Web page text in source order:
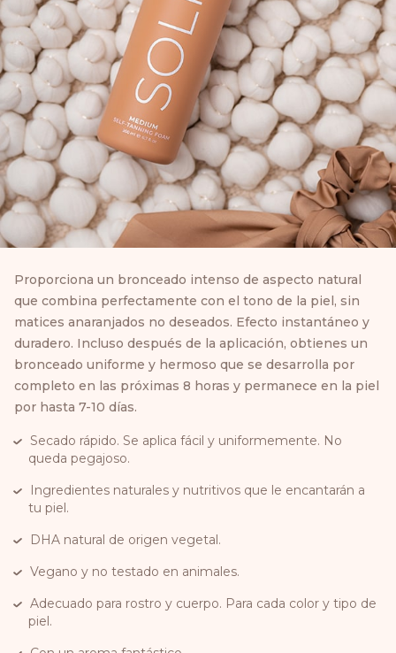
Proporciona un bronceado intenso de aspecto natural
que combina perfectamente con el tono de la piel, sin
matices anaranjados no deseados. Efecto instantáneo y
duradero. Incluso después de la aplicación, obtienes un
bronceado uniforme y hermoso que se desarrolla por
completo en las próximas 8 horas y permanece en la piel
por hasta 7-10 días.
Secado rápido. Se aplica fácil y uniformemente. No
queda pegajoso.
Ingredientes naturales y nutritivos que le encantarán a
tu piel.
DHA natural de origen vegetal.
Vegano y no testado en animales.
Adecuado para rostro y cuerpo. Para cada color y tipo de
piel.